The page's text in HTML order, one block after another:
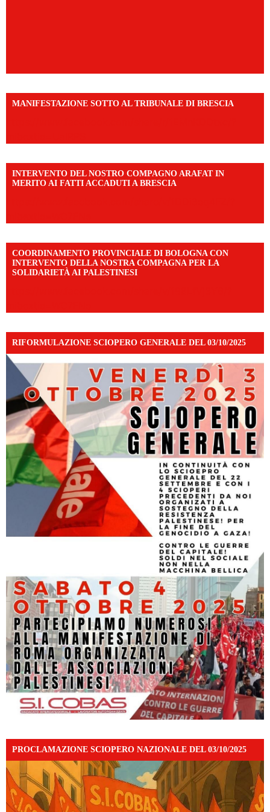
MANIFESTAZIONE SOTTO AL TRIBUNALE DI BRESCIA
INTERVENTO DEL NOSTRO COMPAGNO ARAFAT IN
MERITO AI FATTI ACCADUTI A BRESCIA
COORDINAMENTO PROVINCIALE DI BOLOGNA CON
INTERVENTO DELLA NOSTRA COMPAGNA PER LA
SOLIDARIETÀ AI PALESTINESI
RIFORMULAZIONE SCIOPERO GENERALE DEL 03/10/2025
PROCLAMAZIONE SCIOPERO NAZIONALE DEL 03/10/2025